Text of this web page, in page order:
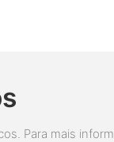
Para mais